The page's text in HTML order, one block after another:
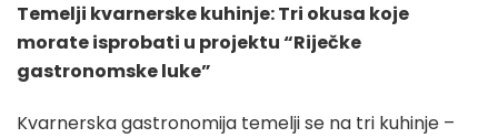
Temelji kvarnerske kuhinje: Tri okusa koje
morate isprobati u projektu “Riječke
gastronomske luke”
Kvarnerska gastronomija temelji se na tri kuhinje –